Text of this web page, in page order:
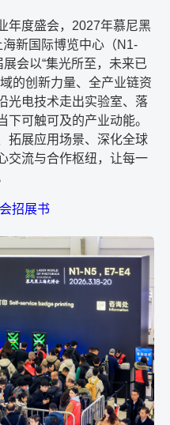
年度盛会，2027年慕尼黑
海新国际博览中心（N1-
会以“集光所至，未来已
的创新力量、全产业链资
光电技术走出实验室、落
可触可及的产业动能。
拓展应用场景、深化全球
交流与合作枢纽，让每一
招展书